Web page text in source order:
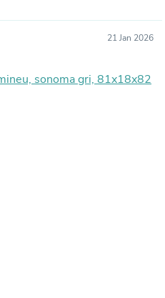
21 Jan 2026
sonoma gri, 81x18x82